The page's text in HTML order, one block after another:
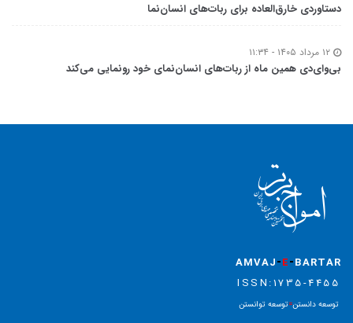
دستاوردی خارق‌العاده برای ربات‌های انسان‌نما
بی‌وای‌دی همین ماه از ربات‌های انسان‌نمای خود رونمایی می‌کند
AMVAJ-E-BARTAR
ISSN:1735-4455
توسعه دانستن=توسعه توانستن